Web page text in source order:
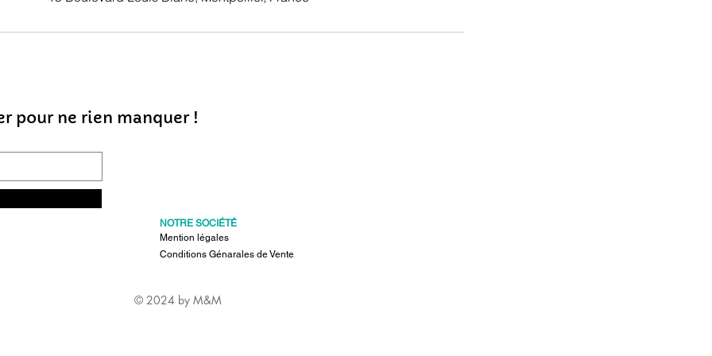
pour ne rien manquer !
NOTRE SOCIÉTÉ
Mention légales
Conditions Génarales de Vente
© 2024 by M&M